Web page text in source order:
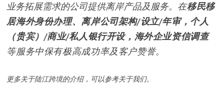
业务拓展需求的公司提供离岸产品及服务。 在移民移
居海外身份办理、离岸公司架构/设立/年审，个人
（贵宾）/商业/私人银行开设，海外企业资信调查
等服务中保有极高成功率及客户赞誉。
更多关于陆江跨境的介绍，可以参考关于我们。